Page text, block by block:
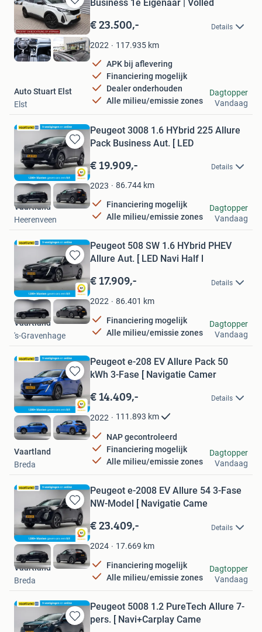
Bewaren
in
Mijn
Favorieten
Business 1e Eigenaar | Volled
€ 23.500,- Details
2022 117.935 km
APK bij aflevering
Financiering mogelijk
Dealer onderhouden
Alle milieu/emissie zones
Auto Stuart Elst
Elst
Dagtopper
Vandaag
Bewaren
in
Mijn
Favorieten
Peugeot 3008 1.6 HYbrid 225 Allure
Pack Business Aut. [ LED
€ 19.909,- Details
2023 86.744 km
Financiering mogelijk
Alle milieu/emissie zones
Vaartland
Heerenveen
Dagtopper
Vandaag
Bewaren
in
Mijn
Favorieten
Peugeot 508 SW 1.6 HYbrid PHEV
Allure Aut. [ LED Navi Half l
€ 17.909,- Details
2022 86.401 km
Financiering mogelijk
Alle milieu/emissie zones
Vaartland
's-Gravenhage
Dagtopper
Vandaag
Bewaren
in
Mijn
Favorieten
Peugeot e-208 EV Allure Pack 50
kWh 3-Fase [ Navigatie Camer
€ 14.409,- Details
2022 111.893 km
NAP gecontroleerd
Financiering mogelijk
Alle milieu/emissie zones
Vaartland
Breda
Dagtopper
Vandaag
Bewaren
in
Mijn
Favorieten
Peugeot e-2008 EV Allure 54 3-Fase
NW-Model [ Navigatie Came
€ 23.409,- Details
2024 17.669 km
Financiering mogelijk
Alle milieu/emissie zones
Vaartland
Breda
Dagtopper
Vandaag
Bewaren
Peugeot 5008 1.2 PureTech Allure 7-
pers. [ Navi+Carplay Came